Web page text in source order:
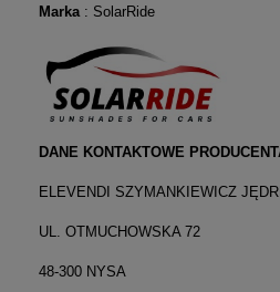
Marka: SolarRide
DANE KONTAKTOWE
ELEVENDI SZYMANKIEWICZ
UL. OTMUCHOWSKA 72
48-300 NYSA